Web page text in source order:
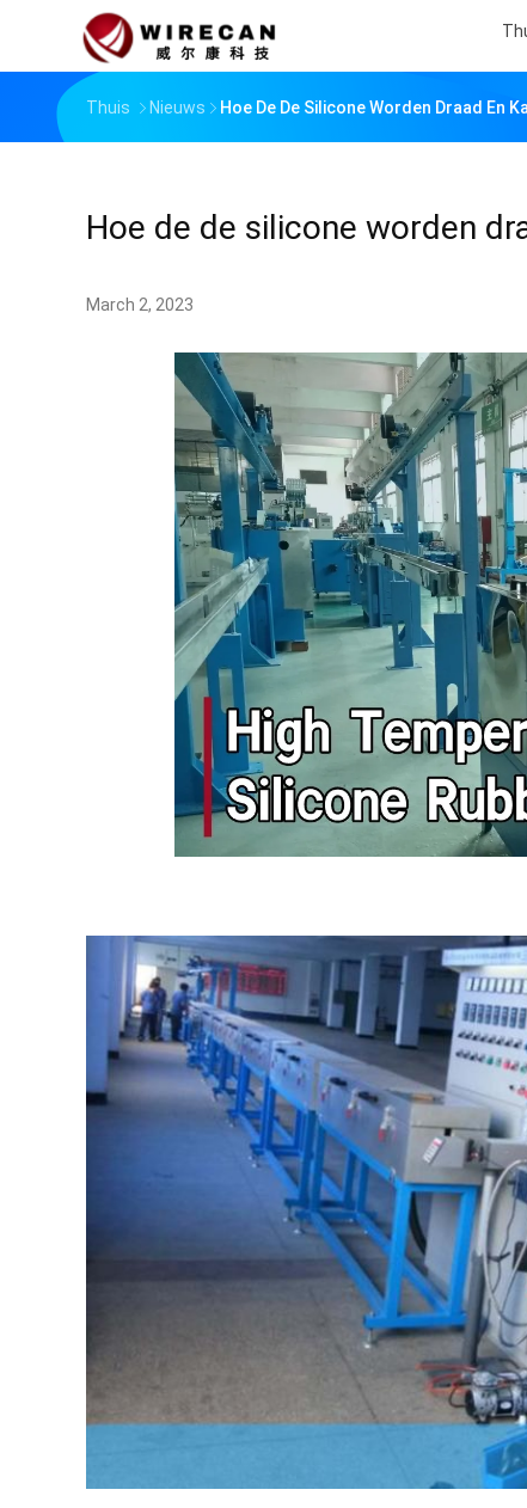
Thuis Nieuws Hoe De De Silicone Worden Draad En
Hoe de de silicone worden
March 2, 2023